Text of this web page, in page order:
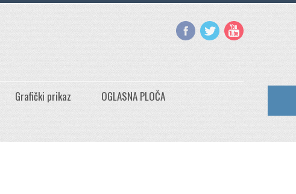
Grafički prikaz OGLASNA PLOČA